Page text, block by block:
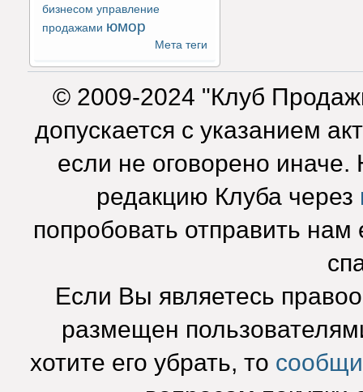
бизнесом управление
продажами юмор
Мета теги
© 2009-2024 "Клуб
допускается с указанием
если не оговорено
редакцию Клуба через
попробовать отправить нам
Если Вы являетесь
размещен
хотите его убрать, то